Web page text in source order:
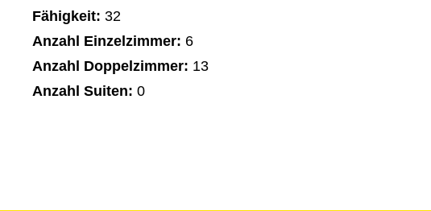
Fähigkeit: 32
Anzahl Einzelzimmer: 6
Anzahl Doppelzimmer: 13
Anzahl Suiten: 0